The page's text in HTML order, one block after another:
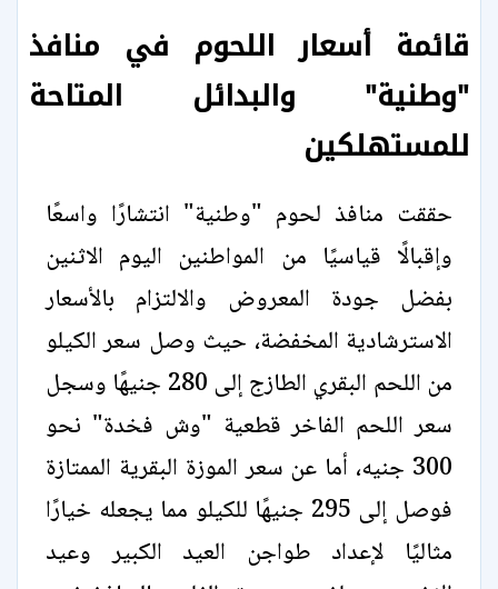
قائمة أسعار اللحوم في منافذ
"وطنية" والبدائل المتاحة
للمستهلكين
حققت منافذ لحوم "وطنية" انتشارًا واسعًا
وإقبالًا قياسيًا من المواطنين اليوم الاثنين
بفضل جودة المعروض والالتزام بالأسعار
الاسترشادية المخفضة، حيث وصل سعر الكيلو
من اللحم البقري الطازج إلى 280 جنيهًا وسجل
سعر اللحم الفاخر قطعية "وش فخدة" نحو
300 جنيه، أما عن سعر الموزة البقرية الممتازة
فوصل إلى 295 جنيهًا للكيلو مما يجعله خيارًا
مثاليًا لإعداد طواجن العيد الكبير وعيد